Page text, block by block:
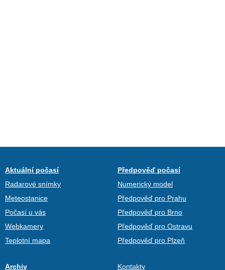
Aktuální počasí
Radarové snímky
Meteostanice
Počasí u vás
Webkamery
Teplotní mapa
Předpověď počasí
Numerický model
Předpověď pro Prahu
Předpověď pro Brno
Předpověď pro Ostravu
Předpověď pro Plzeň
Archiv Kontakty